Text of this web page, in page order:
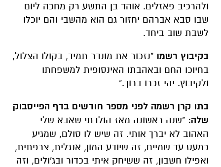
ולהרכיב פאזלים. אוהד בן התשע רק מחכה ליום
שבו סבא אברהם יחזור גם הוא מהשבי והם יוכלו
לשבת שוב ביחד.
בקיבוץ רשמו "נזכור את מונדר תמיד, בקולו הצלול,
בחיוכו החם ובאהבתו האינסופית למשפחתו
ולקיבוץ. יהי זכרו ברוך."
בתו קרן רשמה לפני מספר חודשים בדף הפייסבוק
שלה: "שנה ראשונה מאז הולדתי שאבא שלי
האהוב לא יברך אותי. זה שיש לו סולם, שמגיע
כמעט עד שמיים, זה שיודע המון, אנגלית, צרפתית,
ואפילו חשבון, זה ששיחק איתי בכדור ובג'ולים, וזה